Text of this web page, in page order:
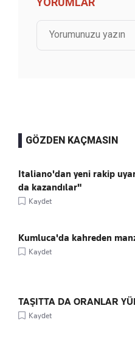
GÖZDEN KAÇMASIN
Italiano'dan yeni rakip
da kazandılar"
Kaydet
Kumluca'da kahreden
Kaydet
TAŞITTA DA ORANLAR
Kaydet